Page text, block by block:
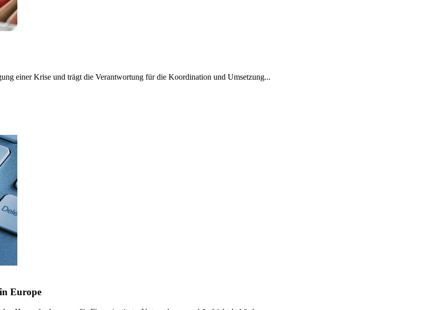
einer Krise und trägt die Verantwortung für die Koordination und Umsetzung...
Europe